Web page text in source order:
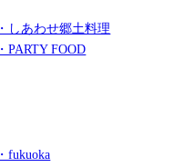
・しあわせ郷土料理
・PARTY FOOD
・fukuoka